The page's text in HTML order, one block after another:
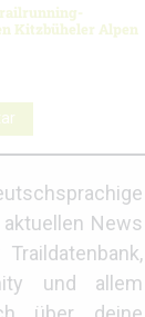
Kitzbüheler Alpen
News
und allem